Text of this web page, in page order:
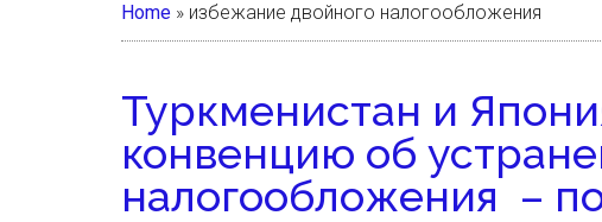
Home » избежание двойного налогообложения
Туркменистан и
конвенцию об
налогообложения –